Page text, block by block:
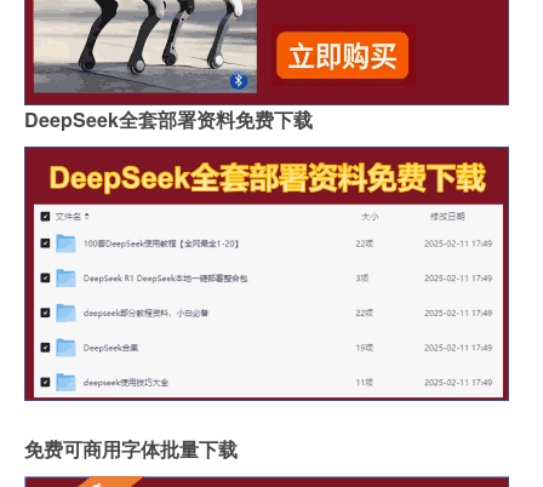
DeepSeek全套部署资料免费下载
免费可商用字体批量下载